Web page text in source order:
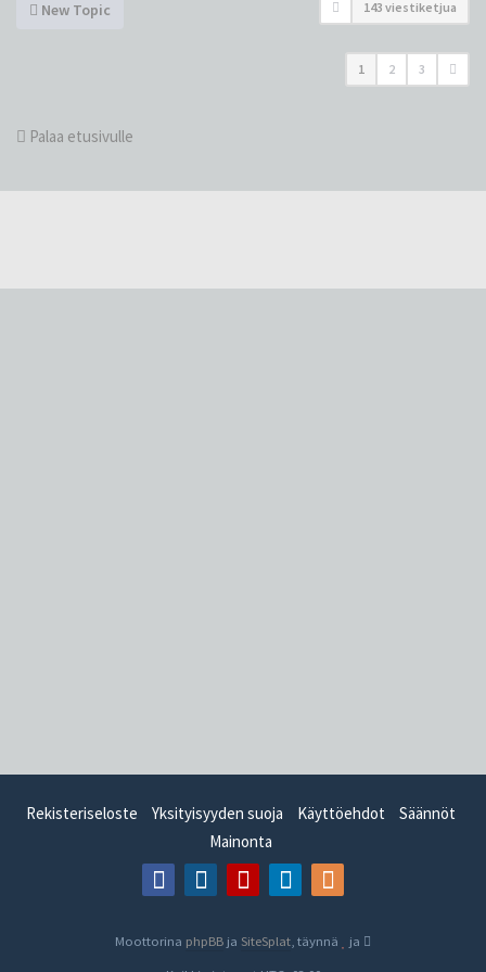
New Topic 143 viestiketjua
1 2 3
Palaa etusivulle
Rekisteriseloste Yksityisyyden suoja Käyttöehdot
Säännöt
Mainonta
Moottorina phpBB ja SiteSplat , täynnä
ja